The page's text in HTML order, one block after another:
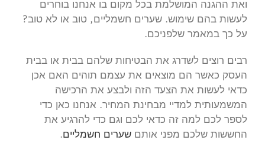
ואת ההגנה המושלמת בכל מקום בו אנחנו בוחרים
לעשות בהם שימוש. שערים חשמליים, טוב או לא טוב?
על כך במאמר שלפניכם.
רבים רוצים לשדרג את הבטיחות שלהם בבית או בבית
העסק כאשר הם מוצאים את עצמם תוהים האם אכן
כדאי לעשות את הצעד הזה ולבצע את הרכישה
המשמעותית למדיי מבחינת המחיר. אנחנו כאן כדי
לספר לכם למה זה כדאי לכם וגם כדי להרגיע את
החששות שלכם מפני אותם שערים חשמליים.